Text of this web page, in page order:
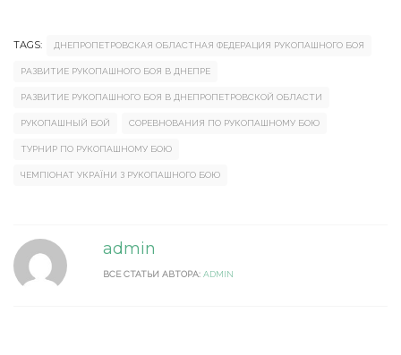
TAGS: ДНЕПРОПЕТРОВСКАЯ ОБЛАСТНАЯ ФЕДЕРАЦИЯ РУКОПАШНОГО БОЯ
РАЗВИТИЕ РУКОПАШНОГО БОЯ В ДНЕПРЕ
РАЗВИТИЕ РУКОПАШНОГО БОЯ В ДНЕПРОПЕТРОВСКОЙ ОБЛАСТИ
РУКОПАШНЫЙ БОЙ СОРЕВНОВАНИЯ ПО РУКОПАШНОМУ БОЮ
ТУРНИР ПО РУКОПАШНОМУ БОЮ
ЧЕМПІОНАТ УКРАЇНИ З РУКОПАШНОГО БОЮ
admin
ВСЕ СТАТЬИ АВТОРА: ADMIN